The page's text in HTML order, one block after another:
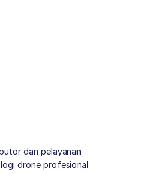
dan pelayanan
drone profesional